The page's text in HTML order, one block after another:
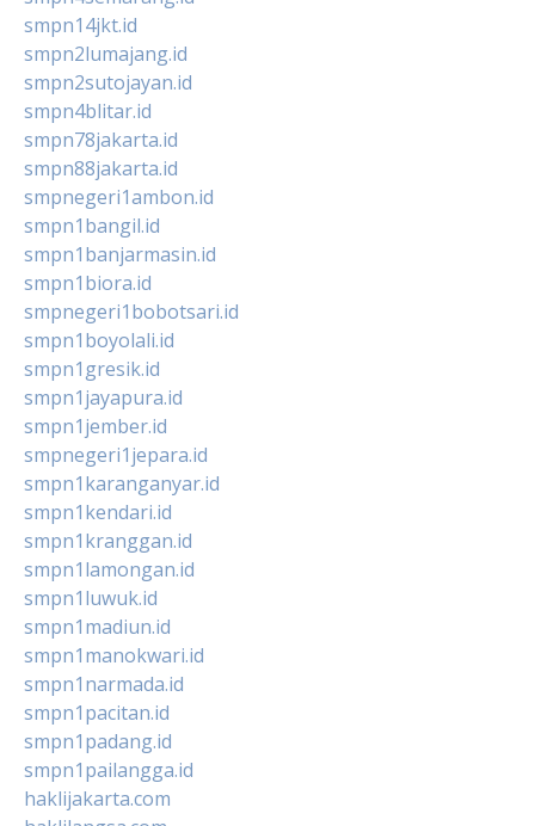
smpn14jkt.id
smpn2lumajang.id
smpn2sutojayan.id
smpn4blitar.id
smpn78jakarta.id
smpn88jakarta.id
smpnegeri1ambon.id
smpn1bangil.id
smpn1banjarmasin.id
smpn1biora.id
smpnegeri1bobotsari.id
smpn1boyolali.id
smpn1gresik.id
smpn1jayapura.id
smpn1jember.id
smpnegeri1jepara.id
smpn1karanganyar.id
smpn1kendari.id
smpn1kranggan.id
smpn1lamongan.id
smpn1luwuk.id
smpn1madiun.id
smpn1manokwari.id
smpn1narmada.id
smpn1pacitan.id
smpn1padang.id
smpn1pailangga.id
haklijakarta.com